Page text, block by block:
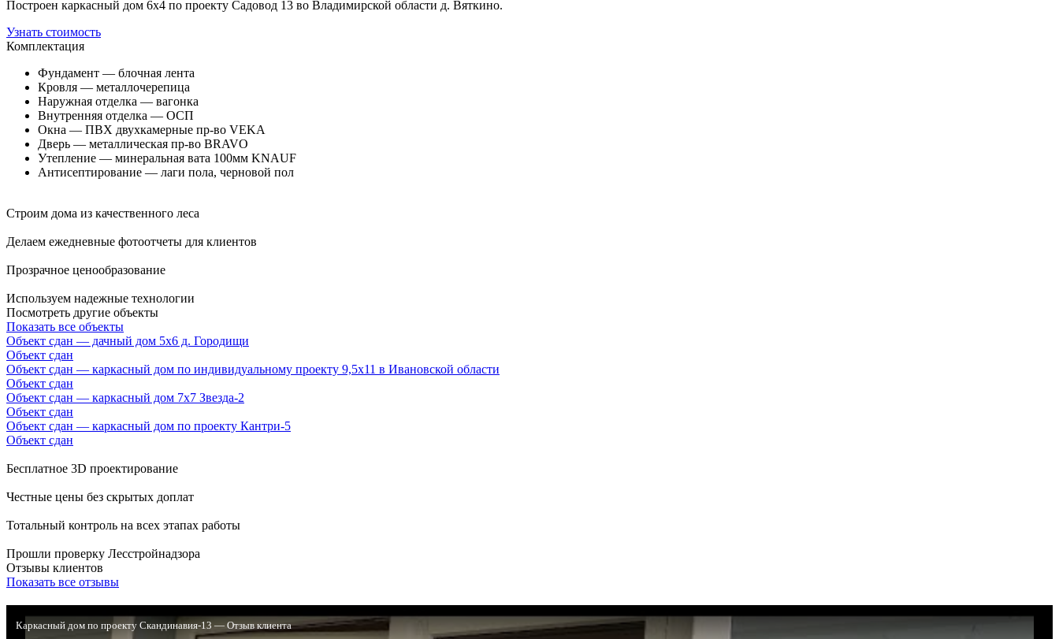
Построен каркасный дом 6х4 по проекту Садовод 13 во Владимирской области д. Вяткино.
Узнать стоимость
Комплектация
Фундамент — блочная лента
Кровля — металлочерепица
Наружная отделка — вагонка
Внутренняя отделка — ОСП
Окна — ПВХ двухкамерные пр-во VEKA
Дверь — металлическая пр-во BRAVO
Утепление — минеральная вата 100мм KNAUF
Антисептирование — лаги пола, черновой пол
Строим дома из качественного леса
Делаем ежедневные фотоотчеты для клиентов
Прозрачное ценообразование
Используем надежные технологии
Посмотреть другие объекты
Показать все объекты
Объект сдан — дачный дом 5х6 д. Городищи
Объект сдан
Объект сдан — каркасный дом по индивидуальному проекту 9,5х11 в Ивановской области
Объект сдан
Объект сдан — каркасный дом 7х7 Звезда-2
Объект сдан
Объект сдан — каркасный дом по проекту Кантри-5
Объект сдан
Бесплатное 3D проектирование
Честные цены без скрытых доплат
Тотальный контроль на всех этапах работы
Прошли проверку Лесстройнадзора
Отзывы клиентов
Показать все отзывы
Каркасный дом по проекту Скандинавия-13 — Отзыв клиента